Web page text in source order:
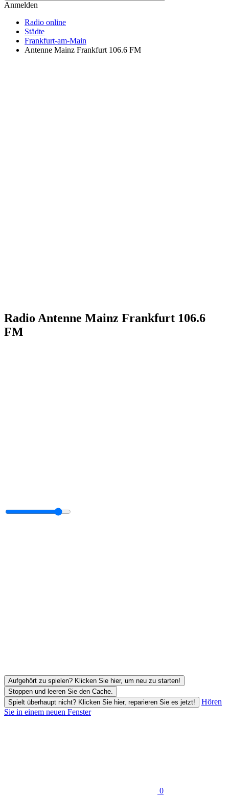
Anmelden
Radio online
Städte
Frankfurt-am-Main
Antenne Mainz Frankfurt 106.6 FM
Radio Antenne Mainz Frankfurt 106.6
FM
Aufgehört zu spielen? Klicken Sie hier, um neu zu starten!
Stoppen und leeren Sie den Cache.
Spielt überhaupt nicht? Klicken Sie hier, reparieren Sie es jetzt!
Hören
Sie in einem neuen Fenster
0